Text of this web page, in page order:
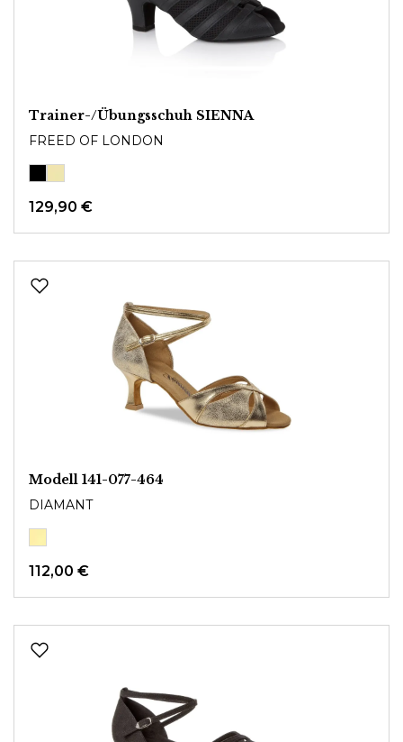
Trainer-/Übungsschuh SIENNA
FREED OF LONDON
129,90 €
Modell 141-077-464
DIAMANT
112,00 €